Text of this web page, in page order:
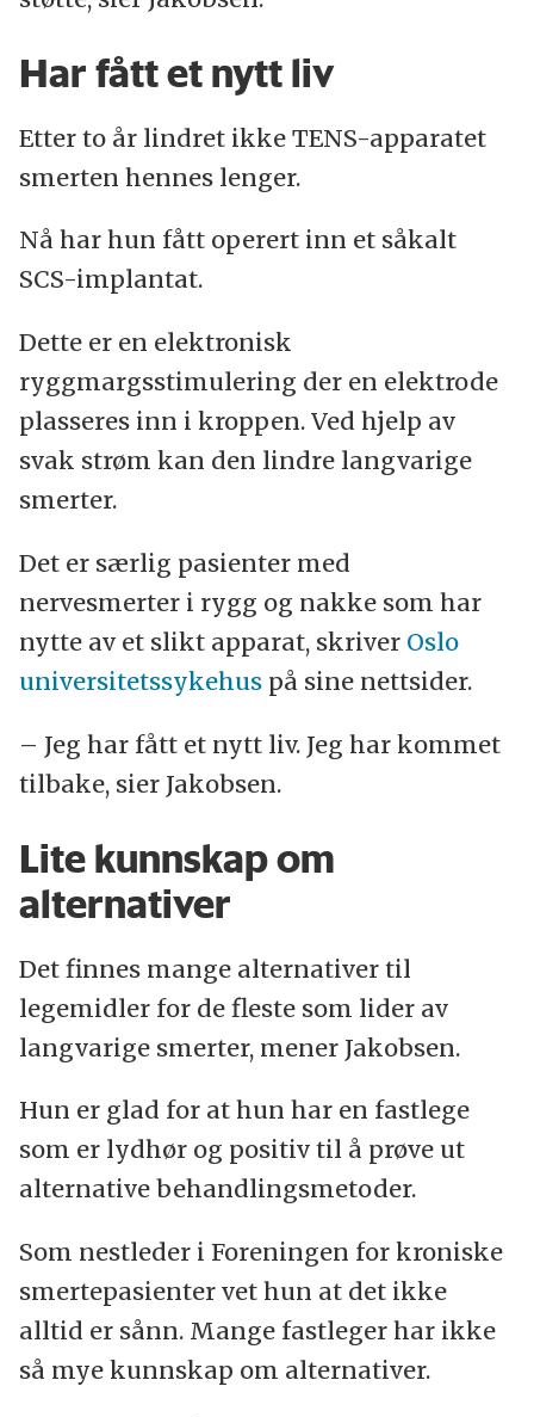
Har fått et nytt liv
Etter to år lindret ikke TENS-apparatet
smerten hennes lenger.
Nå har hun fått operert inn et såkalt
SCS-implantat.
Dette er en elektronisk
ryggmargsstimulering der en elektrode
plasseres inn i kroppen. Ved hjelp av
svak strøm kan den lindre langvarige
smerter.
Det er særlig pasienter med
nervesmerter i rygg og nakke som har
nytte av et slikt apparat, skriver Oslo
universitetssykehuspå sine nettsider.
– Jeg har fått et nytt liv. Jeg har kommet
tilbake, sier Jakobsen.
Lite kunnskap om
alternativer
Det finnes mange alternativer til
legemidler for de fleste som lider av
langvarige smerter, mener Jakobsen.
Hun er glad for at hun har en fastlege
som er lydhør og positiv til å prøve ut
alternative behandlingsmetoder.
Som nestleder i Foreningen for kroniske
smertepasienter vet hun at det ikke
alltid er sånn. Mange fastleger har ikke
så mye kunnskap om alternativer.